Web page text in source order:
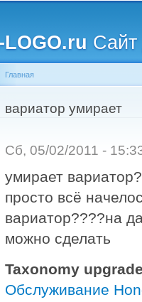
Сайт
Вы здесь
Главная
вариатор умирает
Сб, 05/02/2011 -
умирает
просто всё
вариатор????на
можно сделать
Taxonomy
Обслуживание